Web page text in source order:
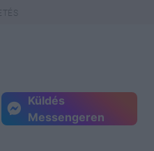
Küldés
Messengeren